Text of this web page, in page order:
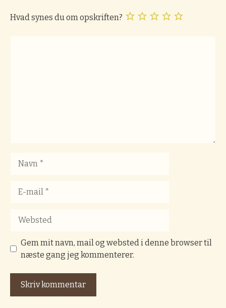
Hvad synes du om opskriften?
mail
Websted
Gem mit navn, mail og websted i denne browser til
næste gang jeg kommenterer.